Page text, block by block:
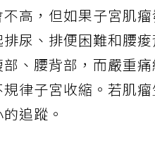
高，但如果子宮肌
尿、排便困難和腰
、腰背部，而嚴重痛
律子宮收縮。若肌
追蹤。